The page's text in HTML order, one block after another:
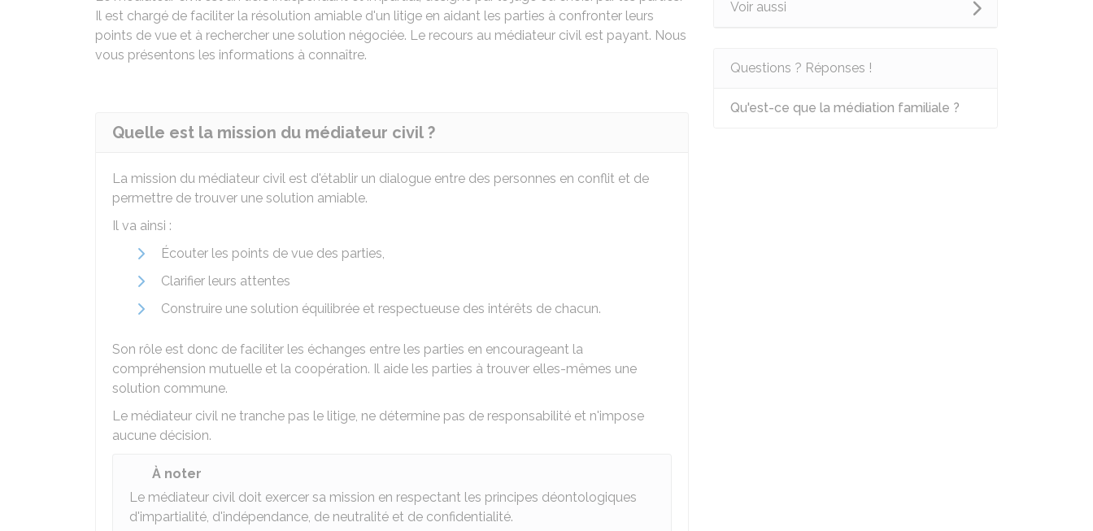
Il est chargé de faciliter la résolution amiable d'un litige en aidant les parties à confronter leurs
points de vue et à rechercher une solution négociée. Le recours au médiateur civil est payant. Nous
vous présentons les informations à connaître.
Quelle est la mission du médiateur civil ?
La mission du médiateur civil est d'établir un dialogue entre des personnes en conflit et de
permettre de trouver une solution amiable.
Il va ainsi :
Écouter les points de vue des parties,
Clarifier leurs attentes
Construire une solution équilibrée et respectueuse des intérêts de chacun.
Son rôle est donc de faciliter les échanges entre les parties en encourageant la
compréhension mutuelle et la coopération. Il aide les parties à trouver elles-mêmes une
solution commune.
Le médiateur civil ne tranche pas le litige, ne détermine pas de responsabilité et n'impose
aucune décision.
À noter
Le médiateur civil doit exercer sa mission en respectant les principes déontologiques
d'impartialité, d'indépendance, de neutralité et de confidentialité.
Voir aussi
Questions ? Réponses !
Qu'est-ce que la médiation familiale ?